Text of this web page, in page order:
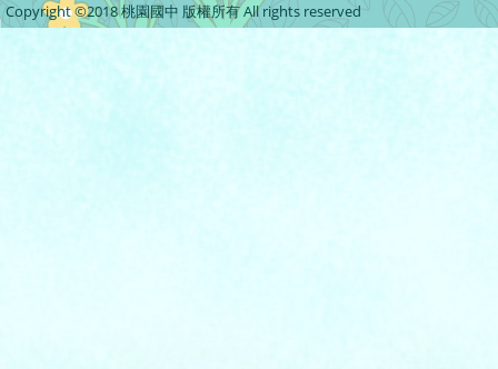
Copyright ©2018 桃園國中 版權所有 All rights reserved